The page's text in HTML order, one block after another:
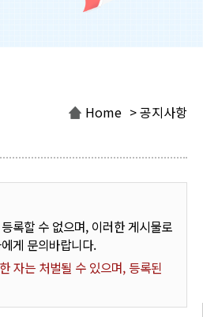
Home > 공지사항
록할 수 없으며, 이러한 게시물로
게 문의바랍니다.
자는 처벌될 수 있으며, 등록된